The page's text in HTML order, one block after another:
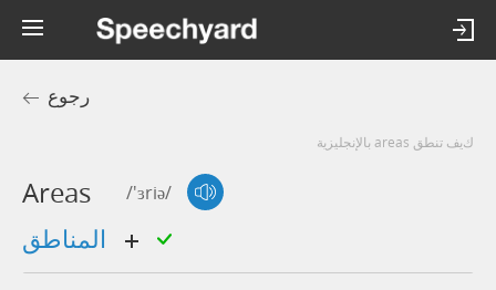
رجوع
كيف تنطق areas بالإنجليزية
Areas /'ɜriə/